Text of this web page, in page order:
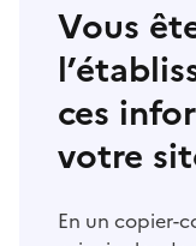
Vous
ces
votre
En un copier-